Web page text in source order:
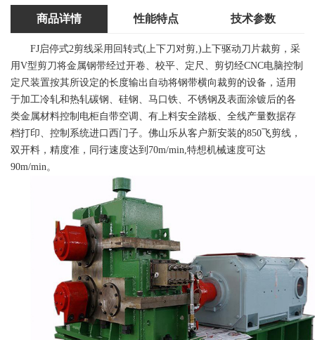
商品详情 性能特点 技术参数
FJ启停式2剪线采用回转式(上下刀对剪,)上下驱动刀片裁剪，采
用V型剪刀将金属钢带经过开卷、校平、定尺、剪切经CNC电脑控制
定尺装置按其所设定的长度输出自动将钢带横向裁剪的设备，适用
于加工冷轧和热轧碳钢、硅钢、马口铁、不锈钢及表面涂镀后的各
类金属材料控制电柜自带空调、有上料安全踏板、全线产量数据存
档打印、控制系统进口西门子。佛山乐从客户新安装的850飞剪线，
双开料，精度准，同行速度达到70m/min,特想机械速度可达
90m/min。